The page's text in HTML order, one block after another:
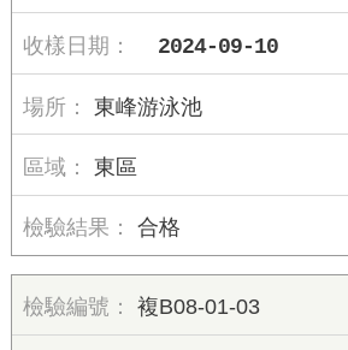
2024-09-10
東峰游泳池
東區
合格
複B08-01-03